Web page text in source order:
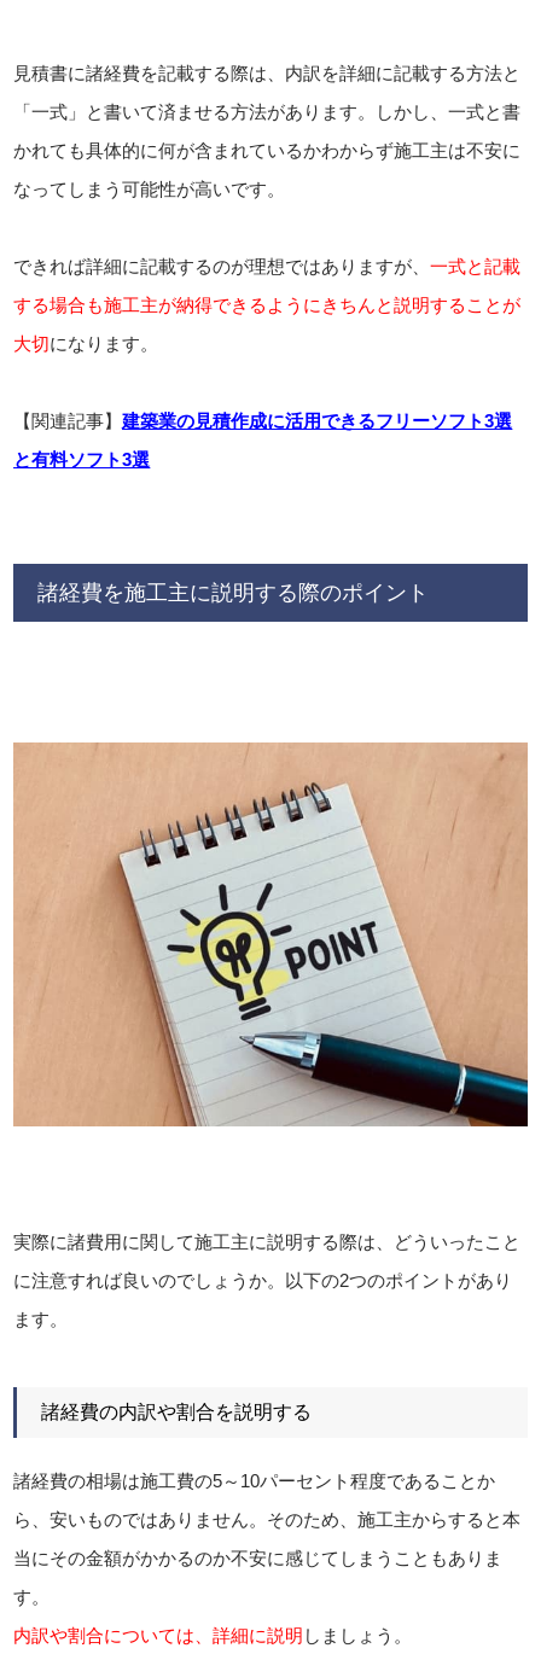
見積書に諸経費を記載する際は、内訳を詳細に記載する方法と
「一式」と書いて済ませる方法があります。しかし、一式と書
かれても具体的に何が含まれているかわからず施工主は不安に
なってしまう可能性が高いです。
できれば詳細に記載するのが理想ではありますが、一式と記載
する場合も施工主が納得できるようにきちんと説明することが
大切になります。
【関連記事】建築業の見積作成に活用できるフリーソフト3選
と有料ソフト3選
諸経費を施工主に説明する際のポイント
実際に諸費用に関して施工主に説明する際は、どういったこと
に注意すれば良いのでしょうか。以下の2つのポイントがあり
ます。
諸経費の内訳や割合を説明する
諸経費の相場は施工費の5～10パーセント程度であることか
ら、安いものではありません。そのため、施工主からすると本
当にその金額がかかるのか不安に感じてしまうこともありま
す。
内訳や割合については、詳細に説明 しましょう。